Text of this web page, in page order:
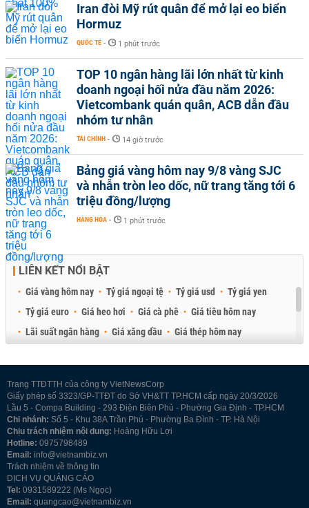
Iran đòi Mỹ rút quân để mở lại eo biển
Hormuz
QUỐC TẾ - 1 phút trước
TOP 10 ngân hàng lãi lớn nhất từ kinh
doanh ngoại hối nửa đầu năm 2026:
Vietcombank quán quân, ACB dẫn đầu
nhóm tư nhân
TÀI CHÍNH - 14 giờ trước
Bảng giá vàng hôm nay 9/8 vàng SJC
và nhẫn tròn leo dốc, nữ trang tăng tới 6
triệu đồng/lượng
HÀNG HÓA - 1 phút trước
LIÊN KẾT NỔI BẬT
Giá vàng hôm nay Tỷ giá ngoại tệ Tỷ giá usd
Tỷ giá yen
Tỷ giá euro
Giá heo hơi Giá cà phê
Giá tiêu hôm nay
Lãi suất ngân hàng
Giá xăng dầu
Giá thép hôm nay
Trang TTĐTTH của công ty VietNewsCorp
Giấy phép số 3323/GP-TTĐT do Sở VH&TT TP.HCM cấp ngày 20/3/2026
Lầu 5 - Compa Building - 293 Điện Biên Phủ - Phường Gia Định - TP.HCM
Chi nhánh: Số 5 - Khu 38A Trần Phú - Phường Ba Đình - TP. Hà Nội
Chịu trách nhiệm nội dung: Hoàng Hữu Lợi
Hotline: 0975798489
Email: info@vietnambiz.vn
Trách nhiệm về thông tin
DỊCH VỤ QUẢNG CÁO
Tel: 0931589222 (Ms Ngọc)
Email: quangcao@vietnambiz.vn